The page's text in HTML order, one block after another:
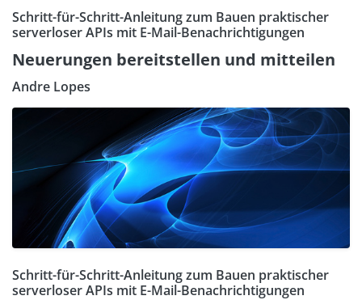
Schritt-für-Schritt-Anleitung zum Bauen praktischer
serverloser APIs mit E-Mail-Benachrichtigungen
Neuerungen bereitstellen und mitteilen
Andre Lopes
Schritt-für-Schritt-Anleitung zum Bauen praktischer
serverloser APIs mit E-Mail-Benachrichtigungen